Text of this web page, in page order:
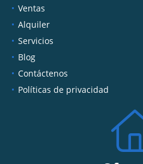
Inicio
Ventas
Alquiler
Servicios
Blog
Contáctenos